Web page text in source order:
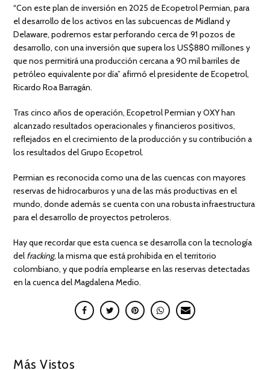
“Con este plan de inversión en 2025 de Ecopetrol Permian, para
el desarrollo de los activos en las subcuencas de Midland y
Delaware, podremos estar perforando cerca de 91 pozos de
desarrollo, con una inversión que supera los US$880 millones y
que nos permitirá una producción cercana a 90 mil barriles de
petróleo equivalente por día” afirmó el presidente de Ecopetrol,
Ricardo Roa Barragán.
Tras cinco años de operación, Ecopetrol Permian y OXY han
alcanzado resultados operacionales y financieros positivos,
reflejados en el crecimiento de la producción y su contribución a
los resultados del Grupo Ecopetrol.
Permian es reconocida como una de las cuencas con mayores
reservas de hidrocarburos y una de las más productivas en el
mundo, donde además se cuenta con una robusta infraestructura
para el desarrollo de proyectos petroleros.
Hay que recordar que esta cuenca se desarrolla con la tecnología
del fracking, la misma que está prohibida en el territorio
colombiano, y que podría emplearse en las reservas detectadas
en la cuenca del Magdalena Medio.
Más Vistos